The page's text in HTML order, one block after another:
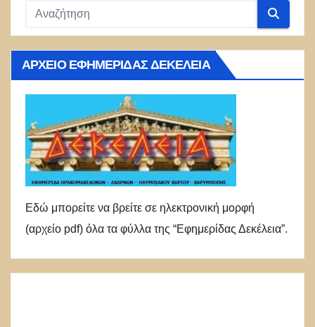
ΑΡΧΕΊΟ ΕΦΗΜΕΡΊΔΑΣ ΔΕΚΈΛΕΙΑ
Εδώ μπορείτε να βρείτε σε ηλεκτρονική μορφή
(αρχείο pdf) όλα τα φύλλα της “Εφημερίδας Δεκέλεια”.